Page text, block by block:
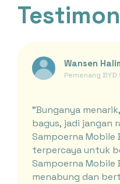
Wansen
Pemenang
"Bunganya
bagus, jadi jangan
Sampoerna Mobile
terpercaya untuk
Sampoerna Mobile
menabung dan